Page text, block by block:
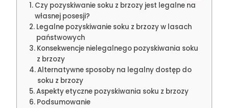
Czy pozyskiwanie soku z brzozy jest legalne na
własnej posesji?
Legalne pozyskiwanie soku z brzozy w lasach
państwowych
Konsekwencje nielegalnego pozyskiwania soku
z brzozy
Alternatywne sposoby na legalny dostęp do
soku z brzozy
Aspekty etyczne pozyskiwania soku z brzozy
Podsumowanie